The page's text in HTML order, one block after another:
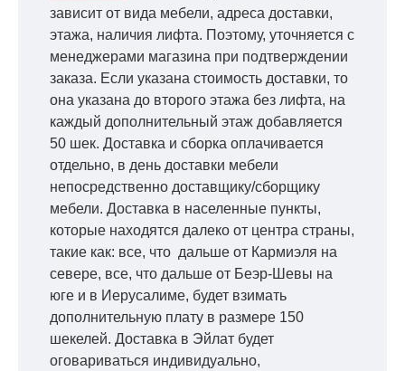
зависит от вида мебели, адреса доставки,
этажа, наличия лифта. Поэтому, уточняется с
менеджерами магазина при подтверждении
заказа. Если указана стоимость доставки, то
она указана до второго этажа без лифта, на
каждый дополнительный этаж добавляется
50 шек. Доставка и сборка оплачивается
отдельно, в день доставки мебели
непосредственно доставщику/сборщику
мебели. Доставка в населенные пункты,
которые находятся далеко от центра страны,
такие как: все, что дальше от Кармиэля на
севере, все, что дальше от Беэр-Шевы на
юге и в Иерусалиме, будет взимать
дополнительную плату в размере 150
шекелей. Доставка в Эйлат будет
оговариваться индивидуально,